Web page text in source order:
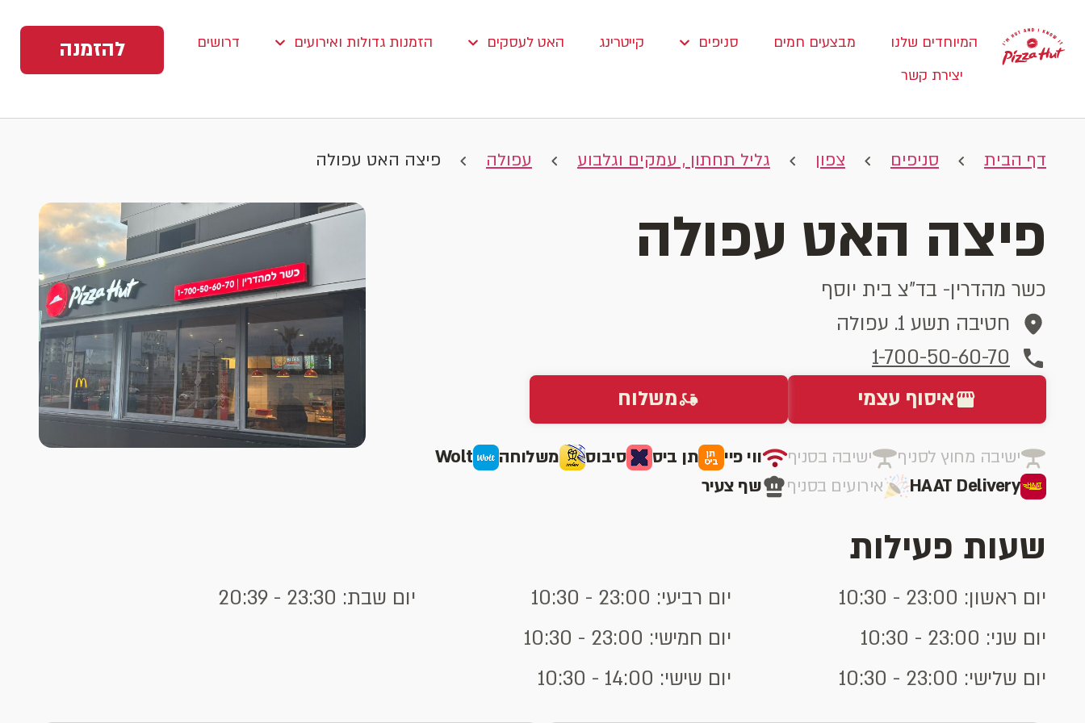
המיוחדים שלנו מבצעים חמים סניפים קייטרינג האט לעסקים הזמנות גדולות ואירועים
דרושים
יצירת קשר
להזמנה
דף הבית סניפים צפון גליל תחתון , עמקים וגלבוע עפולה פיצה האט עפולה
פיצה האט עפולה
כשר מהדרין- בד"צ בית יוסף
חטיבה תשע 1. עפולה
1-700-50-60-70
איסוף עצמי
משלוח
ישיבה מחוץ לסניף ישיבה בסניף ווי פיי תן ביס סיבוס משלוחה
Wolt
HAAT Delivery
אירועים בסניף שף צעיר
שעות פעילות
יום ראשון: 23:00 - 10:30
יום שני: 23:00 - 10:30
יום שלישי: 23:00 - 10:30
יום רביעי: 23:00 - 10:30
יום חמישי: 23:00 - 10:30
יום שישי: 14:00 - 10:30
יום שבת: 23:30 - 20:39